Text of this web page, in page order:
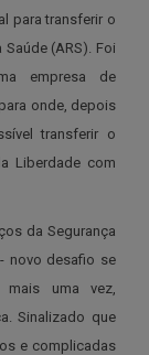
para transferir o
(ARS). Foi
empresa de
onde, depois
transferir o
Liberdade com
da Segurança
novo desafio se
mais uma vez,
Sinalizado que
e complicadas